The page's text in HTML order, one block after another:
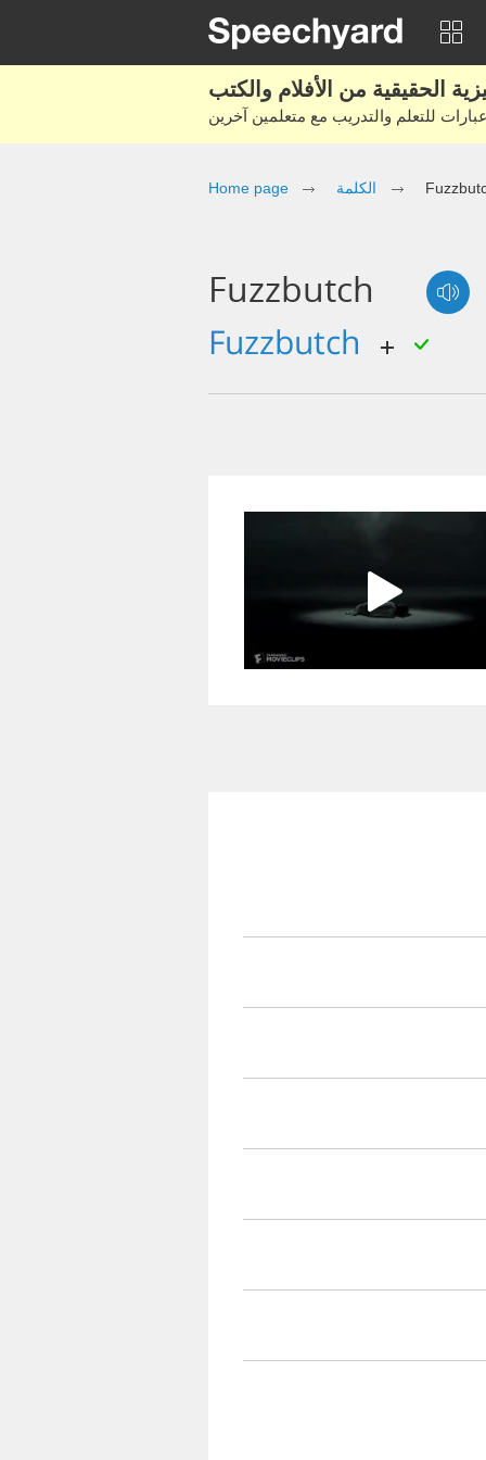
Home page الكلمة
Fuzzbutch
fuzzbutch